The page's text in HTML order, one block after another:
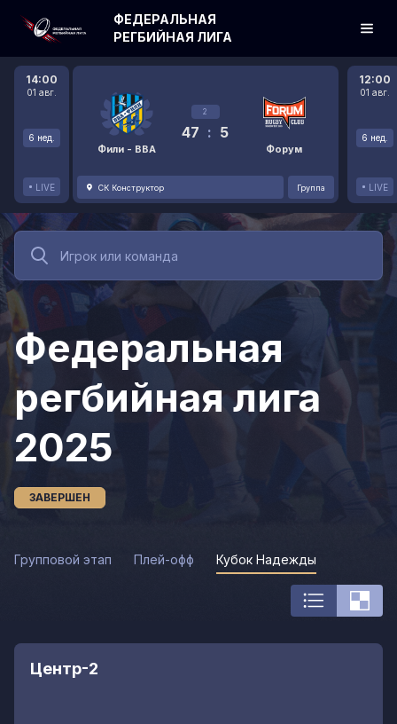
14:00
01 авг.
6 нед.
LIVE
Фили - ВВА
2
47 : 5
Форум
СК Конструктор Группа
12:00
01 авг.
6 нед.
LIVE
ФЕДЕРАЛЬНАЯ
РЕГБИЙНАЯ ЛИГА
Федеральная
регбийная лига
2025
ЗАВЕРШЕН
Групповой этап Плей-офф Кубок Надежды
Центр-2